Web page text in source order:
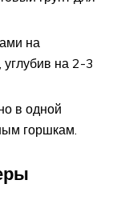
на
углубив на 2-3
в одной
горшкам.